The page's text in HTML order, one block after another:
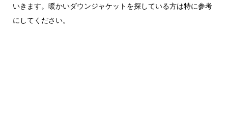
いきます。暖かいダウンジャケットを探している方は特に参考
にしてください。